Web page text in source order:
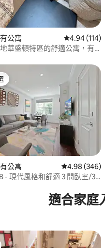
公寓 從 114 則評
4.94 (114)
華盛頓特區的舒適公寓，有
平均評分（滿分 5 分）
首
公寓 從 346 則評
4.98 (346)
- 現代風格和舒適 3 間臥室/3
適合家庭